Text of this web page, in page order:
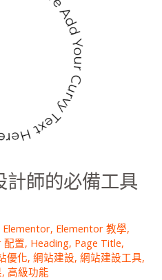
師的必備工具
Elementor, Elementor 教學,
配置, Heading, Page Title,
優化, 網站建設, 網站建設工具,
, 高級功能